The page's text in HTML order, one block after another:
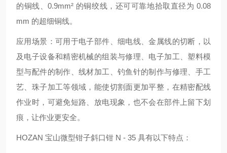
的铜线、0.9mm² 的铜绞线，还可可靠地拾取直径为 0.08
mm 的超细铜线。
应用场景：可用于电子部件、细电线、金属线的切断，以
及电子设备和精密机械的组装与修理、电子加工、塑料模
型与配件的制作、线材加工、钓鱼针的制作与修理、手工
艺、珠子加工等领域，能使切割面更加平整，在精密配线
作业时，可避免短路、放电现象，也不会在部件上留下划
痕，让作业更安全。
HOZAN 宝山微型钳子斜口钳 N - 35 具有以下特点：